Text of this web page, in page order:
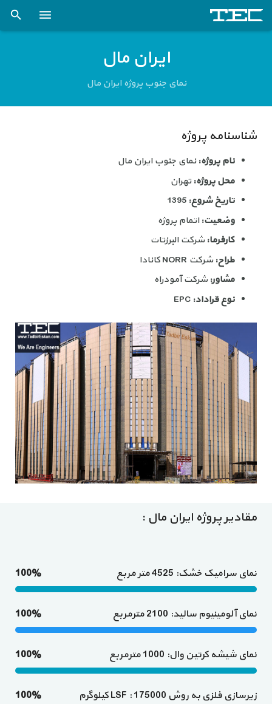
پروژه ها
کتاب و مقالات علمی
کارخانه اسکلت فلزی
تماس با ما
ایران مال
نمای جنوب پروژه ایران مال
شناسنامه پروژه
نام پروژه:نمای جنوب ایران مال
محل پروژه:تهران
تاریخ شروع:1395
وضعیت:اتمام پروژه
کارفرما:شرکت البرزتات
طراح:شرکت NORR کانادا
مشاور:شرکت آمودراه
نوع قراداد:EPC
مقادیر پروژه ایران مال :
نمای سرامیک خشک: 4525 متر مربع 100%
نمای آلومینیوم سالید: 2100 مترمربع 100%
نمای شیشه کرتین وال: 1000 مترمربع 100%
زیرسازی فلزی به روش LSF : 175000 کیلوگرم 100%